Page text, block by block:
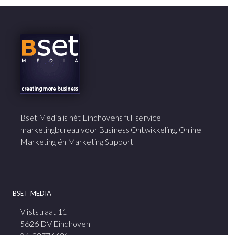
Bset Media is hét Eindhovens full service
marketingbureau voor Business Ontwikkeling, Online
Marketing én Marketing Support
BSET MEDIA
Vliststraat 11
5626 DV Eindhoven